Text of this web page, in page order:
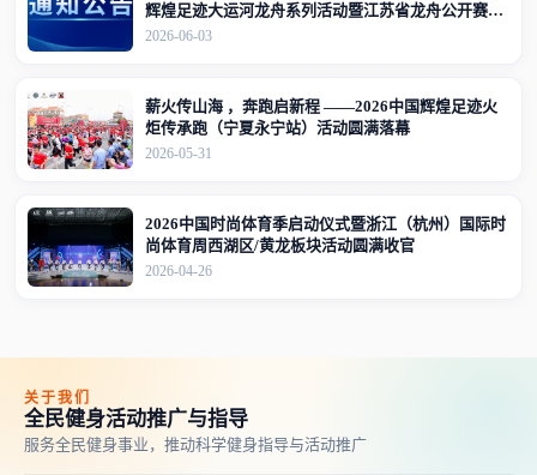
辉煌足迹大运河龙舟系列活动暨江苏省龙舟公开赛
（江苏·宜兴站）竞赛规程的通知
2026-06-03
薪火传山海 ，奔跑启新程 ——2026中国辉煌足迹火
炬传承跑（宁夏永宁站）活动圆满落幕
2026-05-31
2026中国时尚体育季启动仪式暨浙江（杭州）国际时
尚体育周西湖区/黄龙板块活动圆满收官
2026-04-26
关于我们
全民健身活动推广与指导
服务全民健身事业，推动科学健身指导与活动推广